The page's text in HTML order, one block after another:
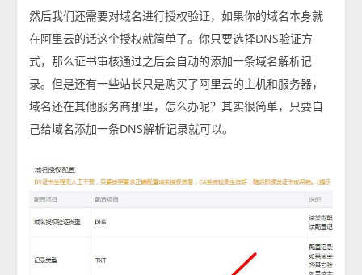
然后我们还需要对域名进行授权验证，如果你的域名本身就
在阿里云的话这个授权就简单了。你只要选择DNS验证方
式，那么证书审核通过之后会自动的添加一条域名解析记
录。但是还有一些站长只是购买了阿里云的主机和服务器，
域名还在其他服务商那里，怎么办呢？其实很简单，只要自
己给域名添加一条DNS解析记录就可以。